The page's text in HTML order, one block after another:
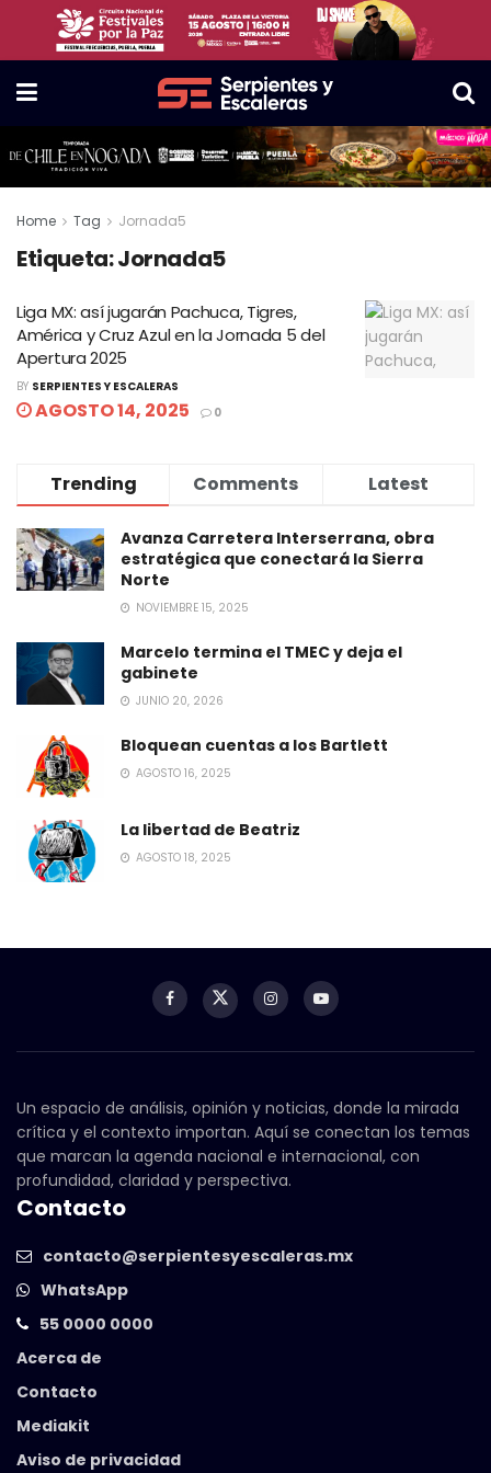
Home Tag Jornada5
Etiqueta:Jornada5
Liga MX: así jugarán Pachuca, Tigres,
América y Cruz Azul en la Jornada 5 del
Apertura 2025
BY SERPIENTES Y ESCALERAS
AGOSTO 14, 2025 0
Trending Comments Latest
Avanza Carretera Interserrana, obra
estratégica que conectará la Sierra
Norte
NOVIEMBRE 15, 2025
Marcelo termina el TMEC y deja el
gabinete
JUNIO 20, 2026
Bloquean cuentas a los Bartlett
AGOSTO 16, 2025
La libertad de Beatriz
AGOSTO 18, 2025
Un espacio de análisis, opinión y noticias, donde la mirada
crítica y el contexto importan. Aquí se conectan los temas
que marcan la agenda nacional e internacional, con
profundidad, claridad y perspectiva.
Contacto
contacto@serpientesyescaleras.mx
WhatsApp
55 0000 0000
Acerca de
Contacto
Mediakit
Aviso de privacidad